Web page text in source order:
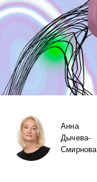
Анна
Дычева-
Смирнова